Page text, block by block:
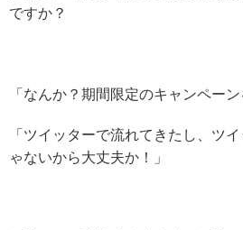
ですか？
「なんか？期間限定のキャンペー
「ツイッターで流れてきたし、ツ
ゃないから大丈夫か！」